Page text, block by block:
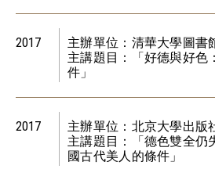
2017
主辦單位：清華大學圖書
主講題目：「好德與好色
件」
2017
主辦單位：北京大學出版
主講題目：「德色雙全仍
國古代美人的條件」